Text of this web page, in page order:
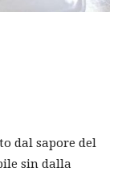
dal sapore del
sin dalla